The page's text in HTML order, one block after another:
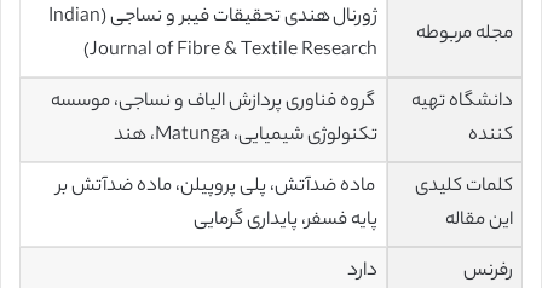
مجله مربوطه
ژورنال هندی تحقیقات فیبر و نساجی (Indian
Journal of Fibre & Textile Research)
دانشگاه تهیه
کننده
گروه فناوری پردازش الیاف و نساجی، موسسه
تکنولوژی شیمیایی، Matunga، هند
کلمات کلیدی
این مقاله
ماده ضدآتش، پلی پروپیلن، ماده ضدآتش بر
پایه فسفر، پایداری گرمایی
رفرنس
دارد